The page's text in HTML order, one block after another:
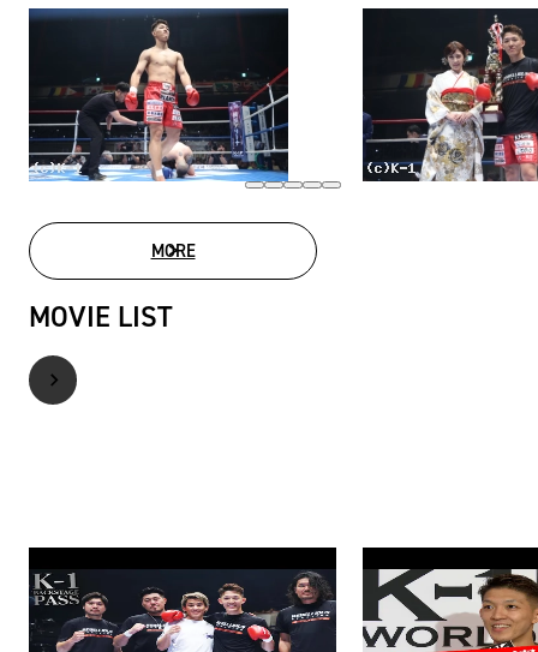
MOREPHOTO GALLERY
MOVIE LIST